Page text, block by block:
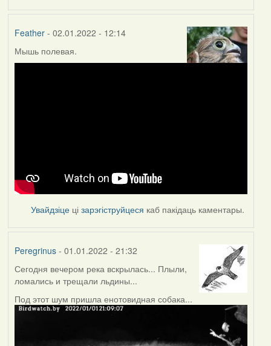
Feather- 02.01.2022 - 12:14
Мышь полевая.
Увайдзіце цізарэгіструйцеся каб пакідаць каментары.
Peregrinus- 01.01.2022 - 21:32
Сегодня вечером река вскрылась... Плыли,
ломались и трещали льдины...
Под этот шум пришла енотовидная собака...